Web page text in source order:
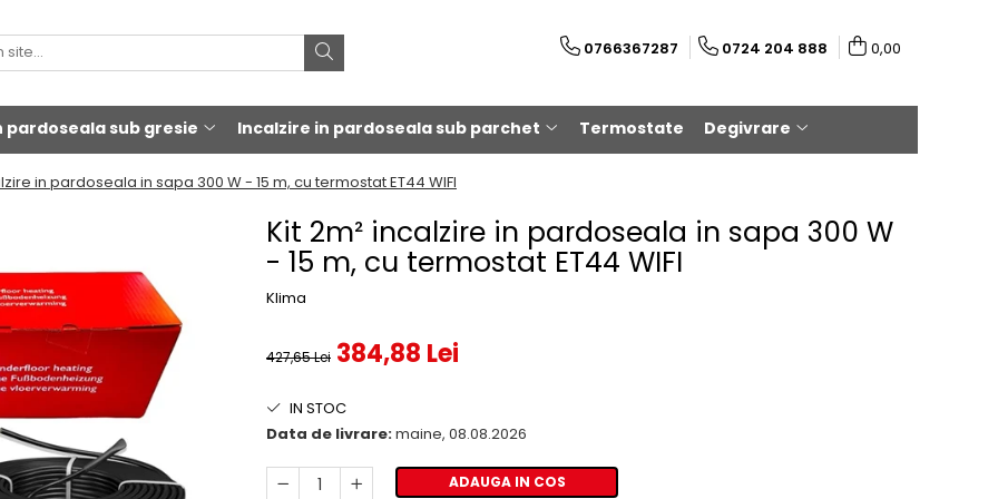
0766367287 0724 204 888 0,00
pardoseala sub gresie Incalzire in pardoseala sub parchet Termostate Degivrare
in pardoseala in sapa 300 W - 15 m, cu termostat ET44 WIFI
Kit 2m² incalzire in pardoseala in sapa 300 W
- 15 m, cu termostat ET44 WIFI
Klima
427,65 Lei 384,88 Lei
IN STOC
Data de livrare:maine, 08.08.2026
ADAUGA IN COS